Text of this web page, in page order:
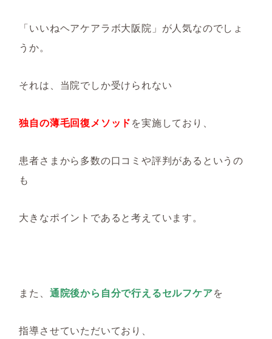
「いいねヘアケアラボ大阪院」が人気なのでしょ
うか。
それは、当院でしか受けられない
独自の薄毛回復メソッドを実施しており、
患者さまから多数の口コミや評判があるというの
も
大きなポイントであると考えています。
また、 通院後から自分で行えるセルフケアを
指導させていただいており、